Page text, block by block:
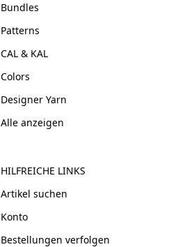
Bundles
Patterns
CAL & KAL
Colors
Designer Yarn
Alle anzeigen
HILFREICHE LINKS
Artikel suchen
Konto
Bestellungen verfolgen